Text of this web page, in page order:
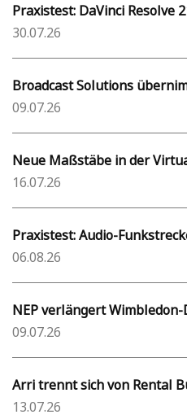
Praxistest: DaVinci Resolve
30.07.26
Broadcast Solutions
09.07.26
Neue Maßstäbe in der
16.07.26
Praxistest: Audio-
06.08.26
NEP verlängert Wimbledon-
09.07.26
Arri trennt sich von Rental
13.07.26